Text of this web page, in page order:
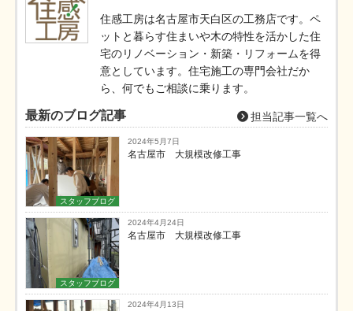
住感工房は名古屋市天白区の工務店です。ペ
ットと暮らす住まいや木の特性を活かした住
宅のリノベーション・新築・リフォームを得
意としています。住宅施工の専門会社だか
ら、何でもご相談に乗ります。
最新のブログ記事 担当記事一覧へ
スタッフブログ
2024年5月7日
名古屋市 大規模改修工事
スタッフブログ
2024年4月24日
名古屋市 大規模改修工事
2024年4月13日